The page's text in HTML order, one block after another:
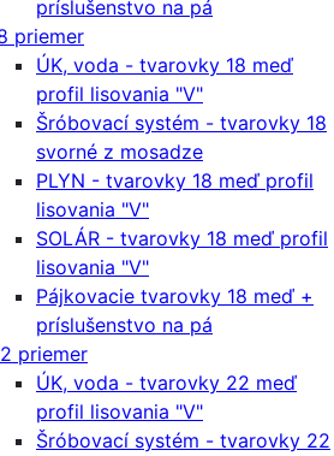
príslušenstvo na pá
priemer
ÚK, voda - tvarovky 18 meď
profil lisovania "V"
Šróbovací systém - tvarovky 18
svorné z mosadze
PLYN - tvarovky 18 meď profil
lisovania "V"
SOLÁR - tvarovky 18 meď profil
lisovania "V"
Pájkovacie tvarovky 18 meď +
príslušenstvo na pá
priemer
ÚK, voda - tvarovky 22 meď
profil lisovania "V"
Šróbovací systém - tvarovky 22